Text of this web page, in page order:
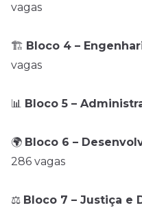
vagas
🏗️ Bloco 4 –
vagas
📊 Bloco 5 –
🌍 Bloco 6 –
286 vagas
⚖️ Bloco 7 – Justiça e